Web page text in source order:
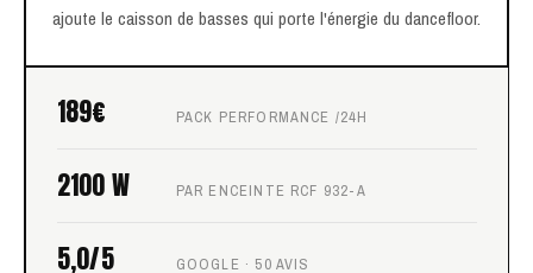
ajoute le caisson de basses qui porte l'énergie du dancefloor.
189€ PACK PERFORMANCE /24H
2100 W PAR ENCEINTE RCF 932-A
5,0/5 GOOGLE · 50 AVIS